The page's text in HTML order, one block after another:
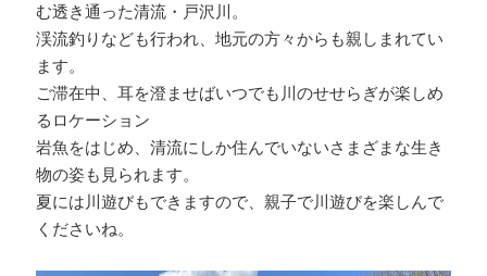
む透き通った清流・戸沢川。
渓流釣りなども行われ、地元の方々からも親しまれてい
ます。
ご滞在中、耳を澄ませばいつでも川のせせらぎが楽しめ
るロケーション
岩魚をはじめ、清流にしか住んでいないさまざまな生き
物の姿も見られます。
夏には川遊びもできますので、親子で川遊びを楽しんで
くださいね。